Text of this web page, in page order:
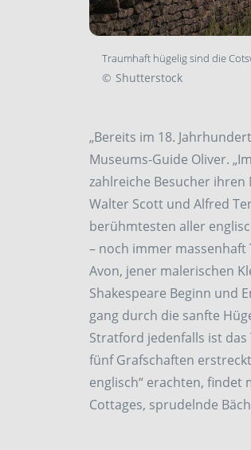
Traumhaft hügelig sind die
© Shutterstock
„Bereits im 18.
Museums-Guide Oliver.
zahlreiche Besucher
Walter Scott und Alfred
berühmtesten aller
– noch immer
Avon, jener malerischen
Shakespeare Beginn und
gang durch die sanfte
Stratford jedenfalls ist
fünf Grafschaften
englisch“ ­erachten, findet
Cottages, sprudelnde